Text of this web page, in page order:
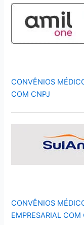
CONVÊNIOS
COM CNPJ
CONVÊNIOS
EMPRESARIAL COM